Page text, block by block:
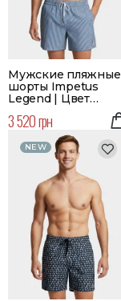
Мужские пляжные
шорты Impetus
Legend | Цвет
голубой | Большой
размер
3 520 грн
NEW